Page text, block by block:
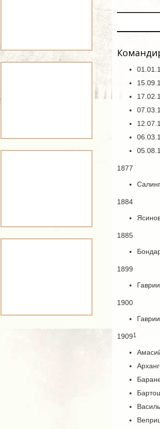
1877
1884
1885
1899
1900
19091